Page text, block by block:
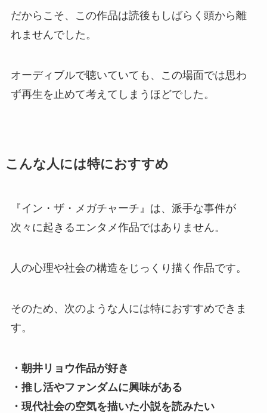
だからこそ、この作品は読後もしばらく頭から離
れませんでした。
オーディブルで聴いていても、この場面では思わ
ず再生を止めて考えてしまうほどでした。
こんな人には特におすすめ
『イン・ザ・メガチャーチ』は、派手な事件が
次々に起きるエンタメ作品ではありません。
人の心理や社会の構造をじっくり描く作品です。
そのため、次のような人には特におすすめできま
す。
・朝井リョウ作品が好き
・推し活やファンダムに興味がある
・現代社会の空気を描いた小説を読みたい